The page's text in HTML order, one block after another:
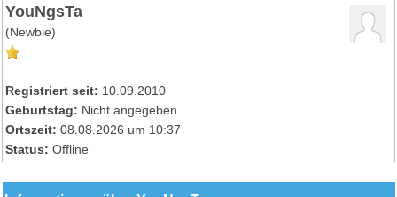
YouNgsTa
(Newbie)
Registriert seit: 10.09.2010
Geburtstag: Nicht angegeben
Ortszeit: 08.08.2026 um 10:37
Status: Offline